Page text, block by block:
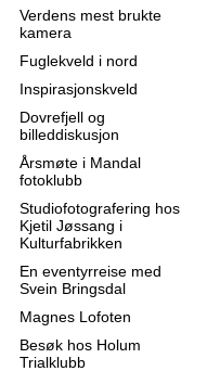
Verdens mest brukte
kamera
Fuglekveld i nord
Inspirasjonskveld
Dovrefjell og
billeddiskusjon
Årsmøte i Mandal
fotoklubb
Studiofotografering hos
Kjetil Jøssang i
Kulturfabrikken
En eventyrreise med
Svein Bringsdal
Magnes Lofoten
Besøk hos Holum
Trialklubb